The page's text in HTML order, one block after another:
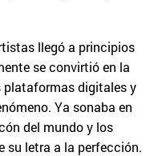
llegó a principios
se convirtió en la
plataformas digitales y
Ya sonaba en
del mundo y los
su letra a la perfección.